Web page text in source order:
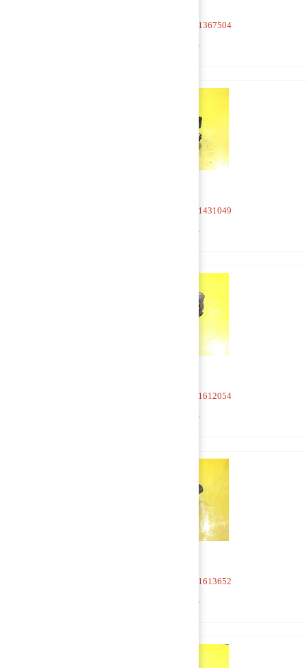
Кран 4-х контурный 1367504
1 500 руб
Кран 4-х контурный 1431049
1 500 руб
Кран 4-х контурный 1612054
5 000 руб
Кран 4-х контурный 1613652
1 000 руб